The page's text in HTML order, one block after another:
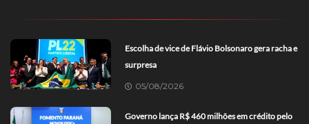
Escolha de vice de Flávio Bolsonaro gera racha e
surpresa
05/08/2026
Governo lança R$ 460 milhões em crédito pelo